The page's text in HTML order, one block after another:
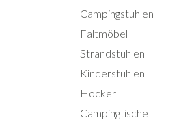
Campingstuhlen
Faltmöbel
Strandstuhlen
Kinderstuhlen
Hocker
Campingtische